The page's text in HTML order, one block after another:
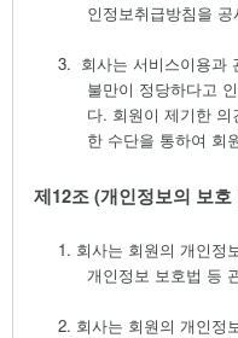
인정보취급방침을
3. 회사는 서비스이용과
불만이 정당하다고
다. 회원이 제기한
한 수단을 통하여 회
제12조(개인정보의 보호
1. 회사는 회원의 개인정
개인정보 보호법 등
2. 회사는 회원의 개인정